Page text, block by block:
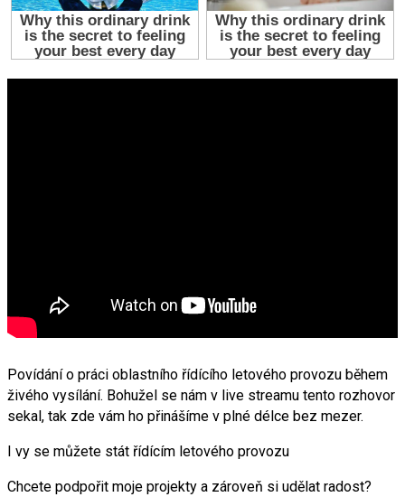
Povídání o práci oblastního řídícího letového provozu během
živého vysílání. Bohužel se nám v live streamu tento rozhovor
sekal, tak zde vám ho přinášíme v plné délce bez mezer.
I vy se můžete stát řídícím letového provozu
Chcete podpořit moje projekty a zároveň si udělat radost?